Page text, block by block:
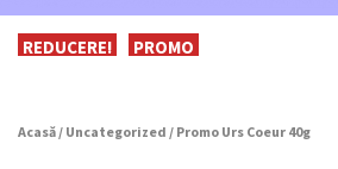
REDUCERE! PROMO
Acasă/ Uncategorized / Promo Urs Coeur 40g